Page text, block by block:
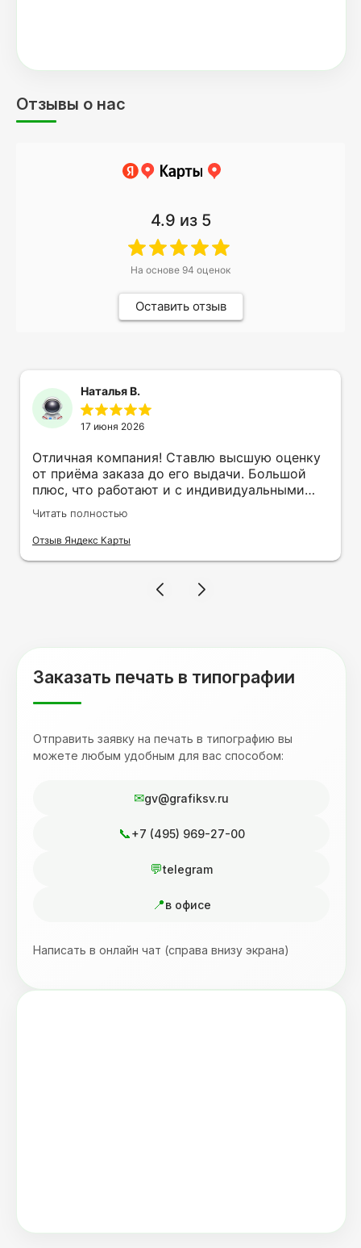
Отзывы о нас
4.9 из 5
На основе 94 оценок
Оставить отзыв
Наталья В.
17 июня 2026
Отличная компания! Ставлю высшую оценку
от приёма заказа до его выдачи. Большой
плюс, что работают и с индивидуальными
заказами. Нелбходимо было нанести принт
на кружку в подарок. Заказ был исполнен
оперативно и ооочень красиво, даже не
терпеливость, отвечала на все мои вопросы.
Читать полностью
Отзыв Яндекс Карты
Заказать печать в типографии
Отправить заявку на печать в типографию вы
можете любым удобным для вас способом:
gv@grafiksv.ru
+7 (495) 969-27-00
telegram
в офисе
Написать в онлайн чат (справа внизу экрана)